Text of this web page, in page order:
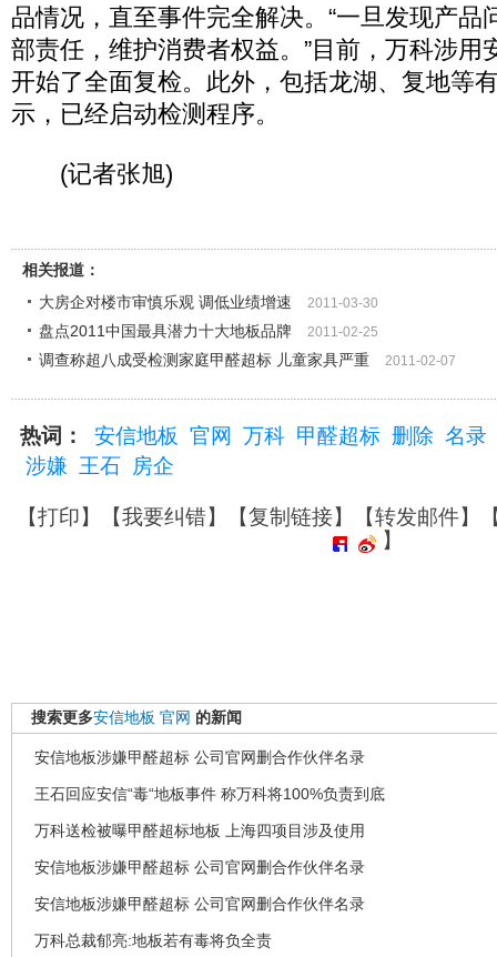
品情况，直至事件完全解决。“一旦发现产品
部责任，维护消费者权益。”目前，万科涉用
开始了全面复检。此外，包括龙湖、复地等
示，已经启动检测程序。
(记者张旭)
相关报道：
大房企对楼市审慎乐观 调低业绩增速
2011-03-30
盘点2011中国最具潜力十大地板品牌 2011-02-25
调查称超八成受检测家庭甲醛超标 儿童家具严重 2011-02-07
热词： 安信地板 官网 万科 甲醛超标 删除 名录
涉嫌 王石 房企
【打印】【我要纠错】【复制链接】【转发邮件】
】
搜索更多安信地板 官网 的新闻
安信地板涉嫌甲醛超标 公司官网删合作伙伴名录
王石回应安信“毒“地板事件 称万科将100%负责到底
万科送检被曝甲醛超标地板 上海四项目涉及使用
安信地板涉嫌甲醛超标 公司官网删合作伙伴名录
安信地板涉嫌甲醛超标 公司官网删合作伙伴名录
万科总裁郁亮:地板若有毒将负全责